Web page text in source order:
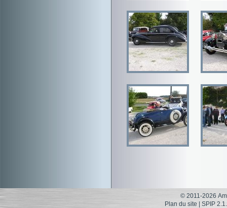
© 2011-2026
Plan du site
SPIP